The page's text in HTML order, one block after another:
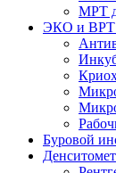
МРТ
ЭКО и ВРТ
Буровой